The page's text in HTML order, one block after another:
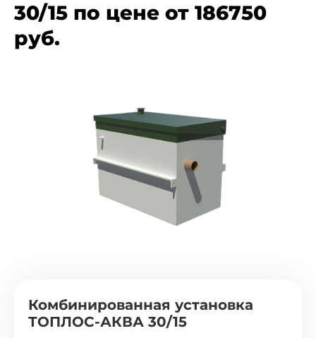
30/15 по цене от 186750
руб.
Комбинированная установка
ТОПЛОС-АКВА 30/15